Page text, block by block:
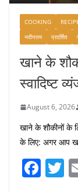
COOKING
नवीनतम
प्रदर्शित
खाने के
स्वादिष्ट
August 6, 2026
खाने के शौकीनों के
के लिए: अगर आप
F T